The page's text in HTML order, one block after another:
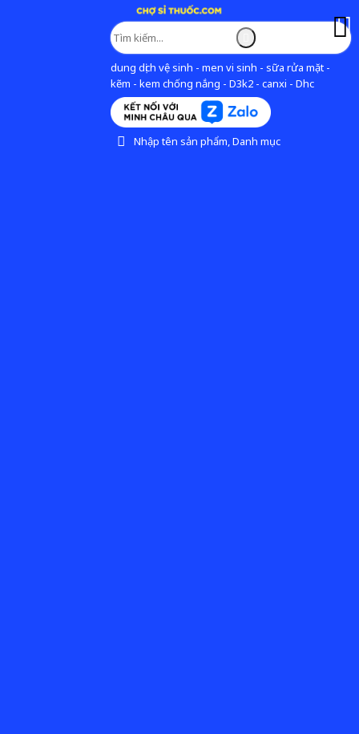
dung dịch vệ sinh - men vi sinh - sữa rửa mặt -
kẽm - kem chống nắng - D3k2 - canxi - Dhc
Nhập tên sản phẩm, Danh mục